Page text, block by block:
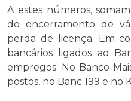
A estes números,
do encerramento de
perda de licença. Em
bancários ligados ao
empregos. No Banco
postos, no Banc 199 e no